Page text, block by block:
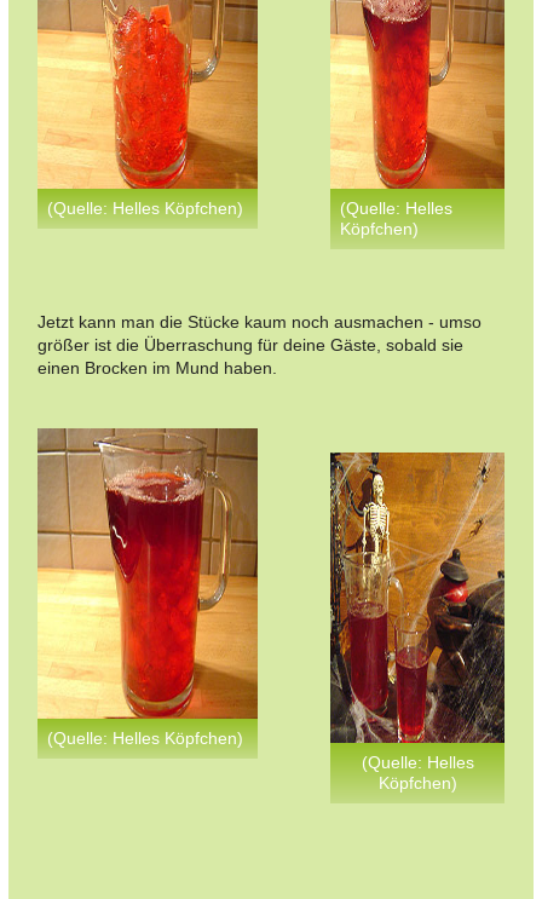
(Quelle: Helles Köpfchen)
(Quelle: Helles
Köpfchen)
Jetzt kann man die Stücke kaum noch ausmachen - umso
größer ist die Überraschung für deine Gäste, sobald sie
einen Brocken im Mund haben.
(Quelle: Helles Köpfchen)
(Quelle: Helles
Köpfchen)